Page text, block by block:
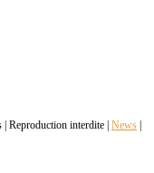
Reproduction interdite | News